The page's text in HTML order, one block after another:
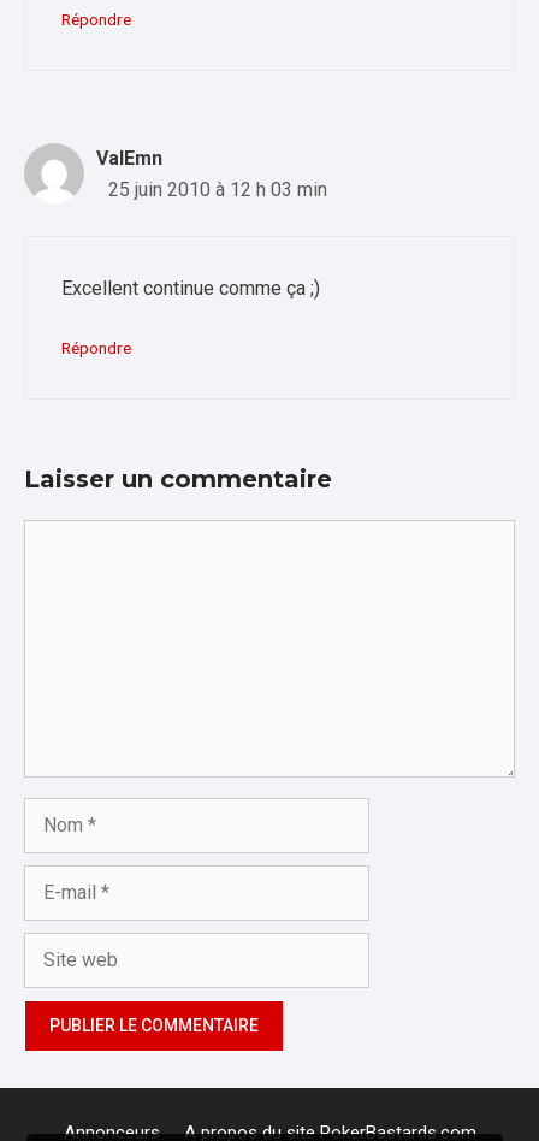
Répondre
ValEmn
25 juin 2010 à 12 h 03 min
Excellent continue comme ça ;)
Répondre
Laisser un commentaire
Annonceurs A propos du site PokerBastards.com